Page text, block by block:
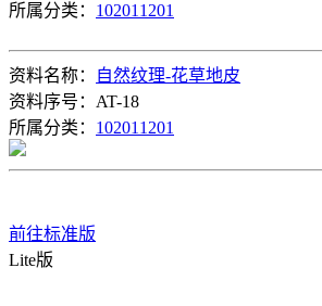
所属分类： 102011201
资料名称：
自然纹理-花草地皮
资料序号：AT-18
所属分类： 102011201
前往标准版
Lite版